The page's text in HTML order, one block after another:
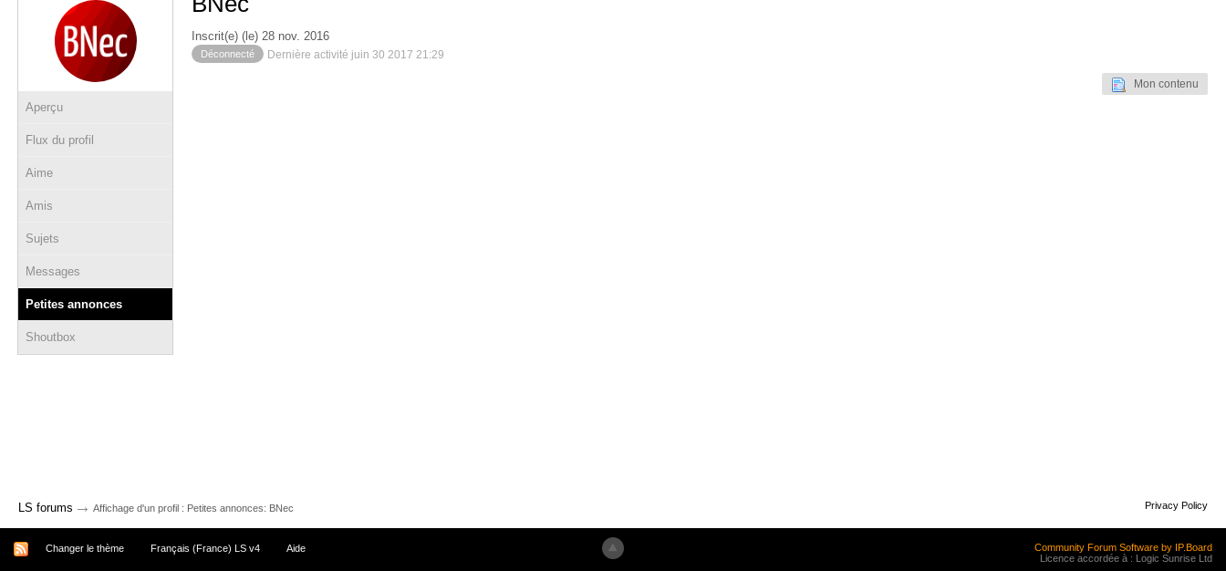
Aperçu
Flux du profil
Aime
Amis
Sujets
Messages
Petites annonces
Shoutbox
Inscrit(e) (le) 28 nov. 2016
Déconnecté Dernière activité juin 30 2017 21:29
Mon contenu
LS forums → Affichage d'un profil : Petites annonces: BNec Privacy Policy
Changer le thème Français (France) LS v4 Aide
Community Forum Software by IP.Board
Licence accordée à : Logic Sunrise Ltd